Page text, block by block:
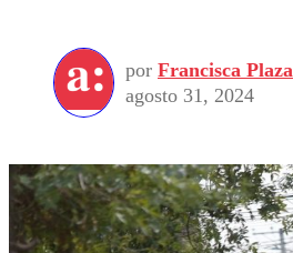
por Francisca Plaza
agosto 31, 2024